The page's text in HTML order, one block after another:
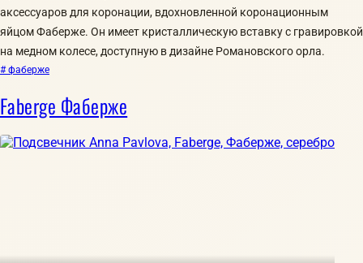
аксессуаров для коронации, вдохновленной коронационным
яйцом Фаберже. Он имеет кристаллическую вставку с гравировкой
на медном колесе, доступную в дизайне Романовского орла.
# фаберже
Faberge Фаберже